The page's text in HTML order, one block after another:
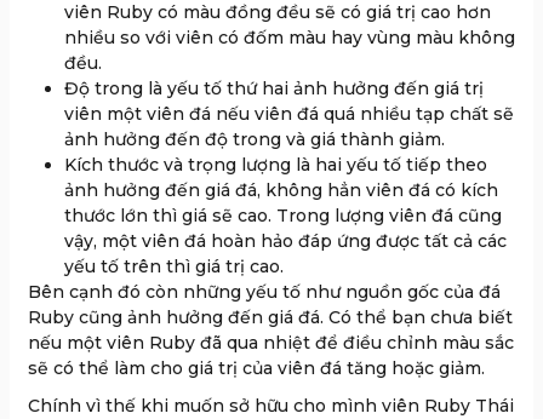
viên Ruby có màu đồng đều sẽ có giá trị cao hơn
nhiều so với viên có đốm màu hay vùng màu không
đều.
Độ trong là yếu tố thứ hai ảnh hưởng đến giá trị
viên một viên đá nếu viên đá quá nhiều tạp chất sẽ
ảnh hưởng đến độ trong và giá thành giảm.
Kích thước và trọng lượng là hai yếu tố tiếp theo
ảnh hưởng đến giá đá, không hẳn viên đá có kích
thước lớn thì giá sẽ cao. Trong lượng viên đá cũng
vậy, một viên đá hoàn hảo đáp ứng được tất cả các
yếu tố trên thì giá trị cao.
Bên cạnh đó còn những yếu tố như nguồn gốc của đá
Ruby cũng ảnh hưởng đến giá đá. Có thể bạn chưa biết
nếu một viên Ruby đã qua nhiệt để điều chỉnh màu sắc
sẽ có thể làm cho giá trị của viên đá tăng hoặc giảm.
Chính vì thế khi muốn sở hữu cho mình viên Ruby Thái